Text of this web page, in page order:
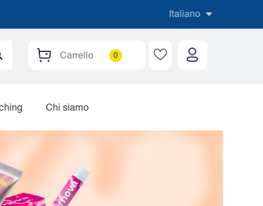
Italiano
Carrello
Chi siamo